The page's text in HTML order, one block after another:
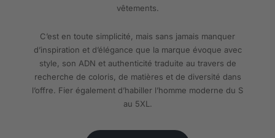
vêtements.
C’est en toute simplicité, mais sans jamais manquer
d’inspiration et d’élégance que la marque évoque avec
style, son ADN et authenticité traduite au travers de
recherche de coloris, de matières et de diversité dans
l’offre. Fier également d’habiller l’homme moderne du S
au 5XL.